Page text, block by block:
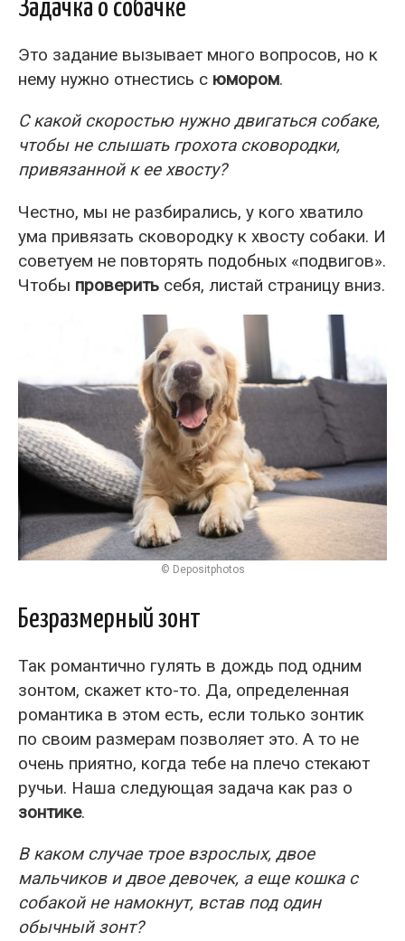
Задачка о собачке
Это задание вызывает много вопросов, но к
нему нужно отнестись с юмором.
С какой скоростью нужно двигаться собаке,
чтобы не слышать грохота сковородки,
привязанной к ее хвосту?
Честно, мы не разбирались, у кого хватило
ума привязать сковородку к хвосту собаки. И
советуем не повторять подобных «подвигов».
Чтобы проверить себя, листай страницу вниз.
© Depositphotos
Безразмерный зонт
Так романтично гулять в дождь под одним
зонтом, скажет кто-то. Да, определенная
романтика в этом есть, если только зонтик
по своим размерам позволяет это. А то не
очень приятно, когда тебе на плечо стекают
ручьи. Наша следующая задача как раз о
зонтике.
В каком случае трое взрослых, двое
мальчиков и двое девочек, а еще кошка с
собакой не намокнут, встав под один
обычный зонт?